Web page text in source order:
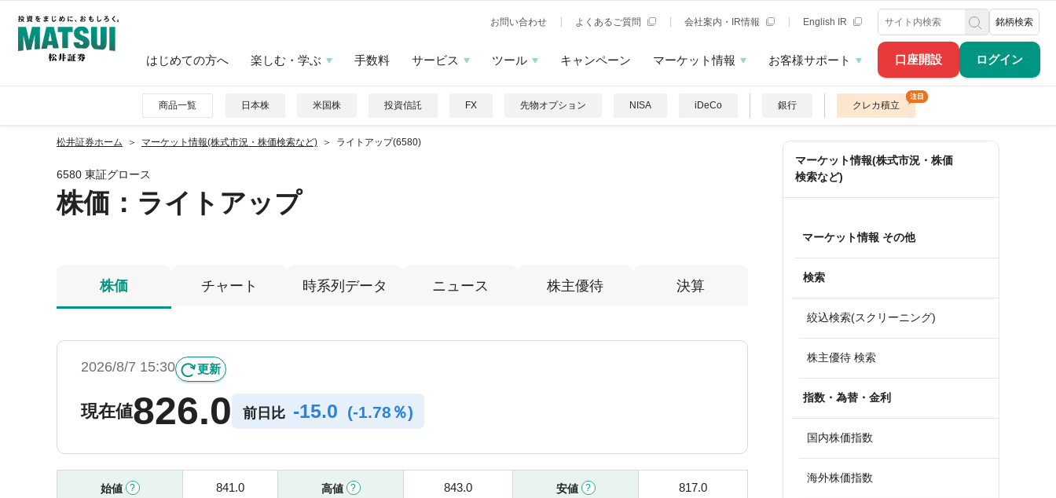
口座開設 ログイン
お問い合わせ よくあるご質問 会社案内・IR情報 English IR 銘柄検索
はじめての方へ 楽しむ・学ぶ 手数料 サービス ツール キャンペーン マーケット情報 お客様サポート
商品一覧 日本株 米国株 投資信託 FX 先物オプション NISA iDeCo 銀行 クレカ積立
松井証券ホーム マーケット情報(株式市況・株価検索など) ライトアップ(6580)
6580 東証グロース
株価 ：ライトアップ
株価 チャート 時系列データ ニュース 株主優待 決算
2026/8/7 15:30 更新
現在値826.0 前日比 -15.0 (-1.78％)
始値 841.0 高値 843.0 安値 817.0
マーケット情報(株式市況・株価
検索など)
マーケット情報 その他
検索
絞込検索(スクリーニング)
株主優待 検索
指数・為替・金利
国内株価指数
海外株価指数